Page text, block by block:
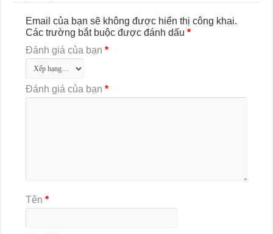
Email của bạn sẽ không được hiển thị công khai.
Các trường bắt buộc được đánh dấu*
Đánh giá của bạn*
Đánh giá của bạn*
Tên*